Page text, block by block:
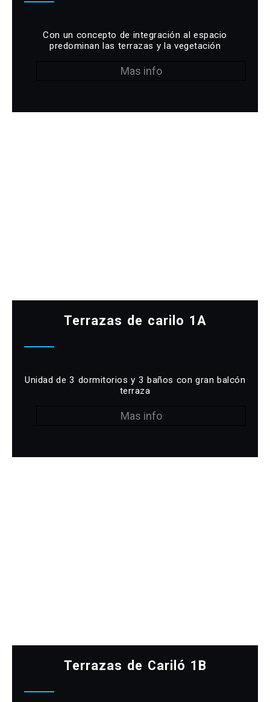
Con un concepto de integración al espacio
predominan las terrazas y la vegetación
Mas info
Terrazas de carilo 1A
Unidad de 3 dormitorios y 3 baños con gran balcón
terraza
Mas info
Terrazas de Cariló 1B